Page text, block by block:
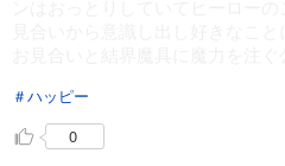
＃ハッピー
0